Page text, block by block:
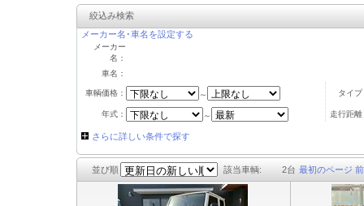
絞込み検索
メーカー名･車名を設定する
メーカー
名：
車名：
車輌価格： ～ タイプ
年式： ～ 走行距離
さらに詳しい条件で探す
並び順 該当車輌: 2台 最初のページ